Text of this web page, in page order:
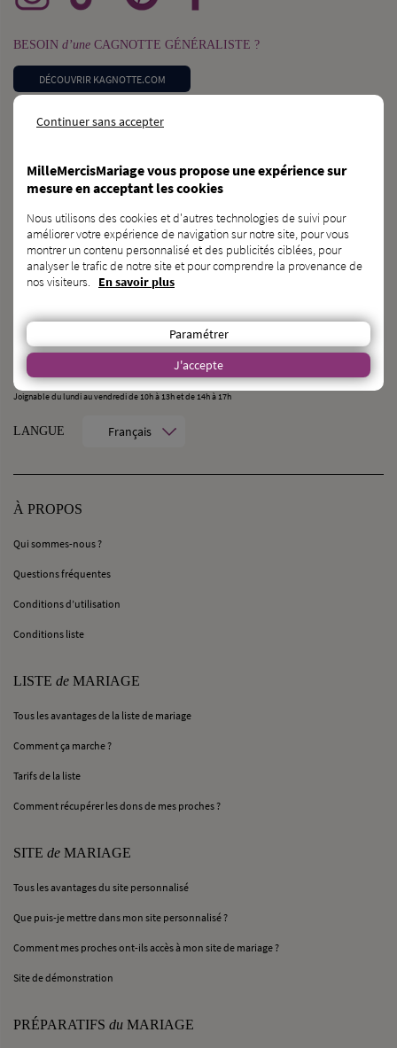
BESOIN d’une CAGNOTTE GÉNÉRALISTE ?
DÉCOUVRIR KAGNOTTE.COM
PROFESSIONNELduMARIAGE ?
PARLEZ-LEUR DE NOUS !
CONTACT
MilleMercisMariage - Société M Pour Toujours :
21, Rue Mercière - 69002 Lyon
contact@millemercismariage.com
0 806 110 405(Service gratuit hors coût opérateur)
Joignable du lundi au vendredi de 10h à 13h et de 14h à 17h
LANGUE Français
À PROPOS
Qui sommes-nous ?
Questions fréquentes
Conditions d’utilisation
Conditions liste
LISTE de MARIAGE
Tous les avantages de la liste de mariage
Comment ça marche ?
Tarifs de la liste
Comment récupérer les dons de mes proches ?
SITE de MARIAGE
Tous les avantages du site personnalisé
Que puis-je mettre dans mon site personnalisé ?
Comment mes proches ont-ils accès à mon site de mariage ?
Site de démonstration
PRÉPARATIFS du MARIAGE
Continuer sans accepter
MilleMercisMariage vous propose une expérience sur
mesure en acceptant les cookies
Nous utilisons des cookies et d'autres technologies de suivi pour
améliorer votre expérience de navigation sur notre site, pour vous
montrer un contenu personnalisé et des publicités ciblées, pour
analyser le trafic de notre site et pour comprendre la provenance de
nos visiteurs. En savoir plus
Paramétrer
J'accepte